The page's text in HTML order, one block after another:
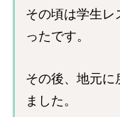
その頃は学生レ
ったです。
その後、地元に
ました。